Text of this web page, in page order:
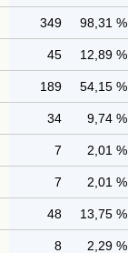
349 98,31 %
45 12,89 %
189 54,15 %
34 9,74 %
7 2,01 %
7 2,01 %
48 13,75 %
8 2,29 %